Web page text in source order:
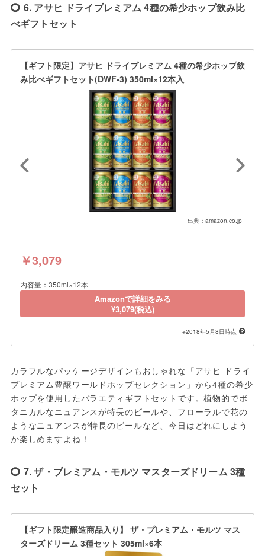
6. アサヒ ドライプレミアム 4種の希少ホップ飲み比
べギフトセット
【ギフト限定】アサヒ ドライプレミアム 4種の希少ホップ飲
み比べギフトセット(DWF-3) 350ml×12本入
出典：amazon.co.jp
￥3,079
内容量：350ml×12本
Amazonで詳細をみる
¥3,079(税込)
※2018年5月8日時点
カラフルなパッケージデザインもおしゃれな「アサヒ ドライ
プレミアム豊醸ワールドホップセレクション」から4種の希少
ホップを使用したバラエティギフトセットです。植物的でボ
タニカルなニュアンスが特長のビールや、フローラルで花の
ようなニュアンスが特長のビールなど、今日はどれにしよう
か楽しめますよね！
7. ザ・プレミアム・モルツ マスターズドリーム 3種
セット
【ギフト限定醸造商品入り】 ザ・プレミアム・モルツ マス
ターズドリーム 3種セット 305ml×6本